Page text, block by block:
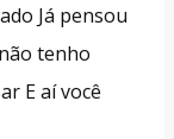
Já pensou
tenho
E aí você